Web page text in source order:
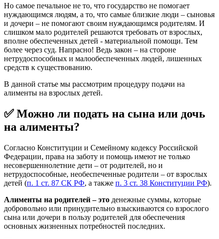
Но самое печальное не то, что государство не помогает
нуждающимся людям, а то, что самые близкие люди – сыновья
и дочери – не помогают своим нуждающимся родителям. И
слишком мало родителей решаются требовать от взрослых,
вполне обеспеченных детей - материальной помощи. Тем
более через суд. Напрасно! Ведь закон – на стороне
нетрудоспособных и малообеспеченных людей, лишенных
средств к существованию.
В данной статье мы рассмотрим процедуру подачи на
алименты на взрослых детей.
✅ Можно ли подать на сына или дочь
на алименты?
Согласно Конституции и Семейному кодексу Российской
Федерации, права на заботу и помощь имеют не только
несовершеннолетние дети – от родителей, но и
нетрудоспособные, необеспеченные родители – от взрослых
детей (п. 1 ст. 87 СК РФ, а также п. 3 ст. 38 Конституции РФ).
Алименты на родителей – это денежные суммы, которые
добровольно или принудительно взыскиваются со взрослого
сына или дочери в пользу родителей для обеспечения
основных жизненных потребностей последних.